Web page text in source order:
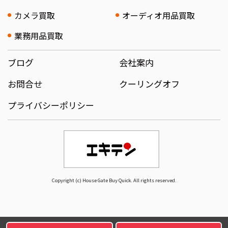
カメラ買取
オーディオ用品買取
業務用品買取
ブログ
会社案内
お問合せ
クーリングオフ
プライバシーポリシー
Copyright (c) House Gate Buy Quick. All rights reserved.